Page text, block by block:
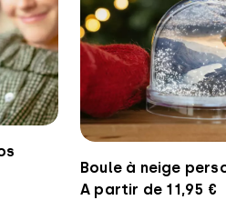
Boule à neige
A partir de 11,95 €